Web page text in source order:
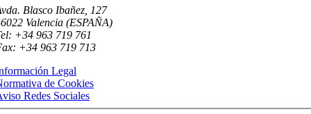
Blasco Ibañez, 127
Valencia (ESPAÑA)
+34 963 719 761
+34 963 719 713
Legal
de Cookies
Redes Sociales